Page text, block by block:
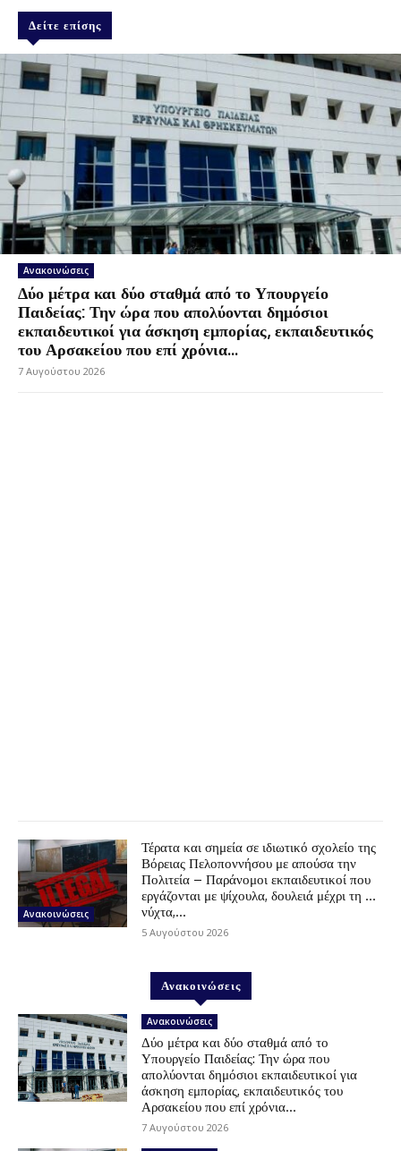
Δείτε επίσης
Ανακοινώσεις
Δύο μέτρα και δύο σταθμά από το Υπουργείο
Παιδείας: Την ώρα που απολύονται δημόσιοι
εκπαιδευτικοί για άσκηση εμπορίας, εκπαιδευτικός
του Αρσακείου που επί χρόνια...
7 Αυγούστου 2026
Ανακοινώσεις
Τέρατα και σημεία σε ιδιωτικό σχολείο της
Βόρειας Πελοποννήσου με απούσα την
Πολιτεία – Παράνομοι εκπαιδευτικοί που
εργάζονται με ψίχουλα, δουλειά μέχρι τη …
νύχτα,...
5 Αυγούστου 2026
Ανακοινώσεις
Ανακοινώσεις
Δύο μέτρα και δύο σταθμά από το
Υπουργείο Παιδείας: Την ώρα που
απολύονται δημόσιοι εκπαιδευτικοί για
άσκηση εμπορίας, εκπαιδευτικός του
Αρσακείου που επί χρόνια...
7 Αυγούστου 2026